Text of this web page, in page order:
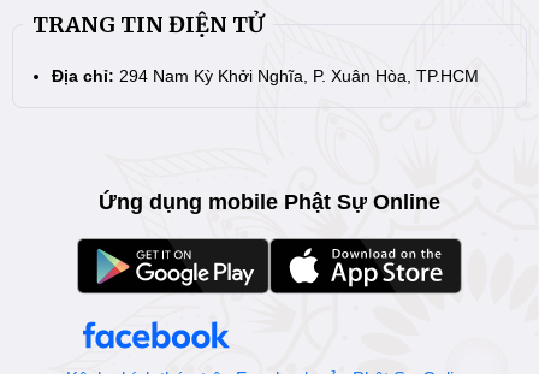
TRANG TIN ĐIỆN TỬ
Địa chỉ: 294 Nam Kỳ Khởi Nghĩa, P. Xuân Hòa, TP.HCM
Ứng dụng mobile Phật Sự Online